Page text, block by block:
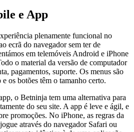
e App
plenamente funcional no
ecrã do navegador sem ter de
em telemóveis Android e iPhone
o material da versão de computador
pagamentos, suporte. Os menus são
os botões têm o tamanho certo.
o Betninja tem uma alternativa para
do seu site. A app é leve e ágil, e
promoções. No iPhone, as regras da
através do navegador Safari ou